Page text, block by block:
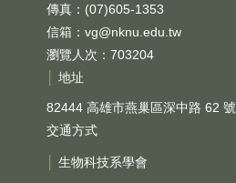
傳真：(07)605-1353
信箱： vg@nknu.edu.tw
瀏覽人次：703204
地址
82444 高雄市燕巢區深中路 62 號
交通方式
生物科技系學會